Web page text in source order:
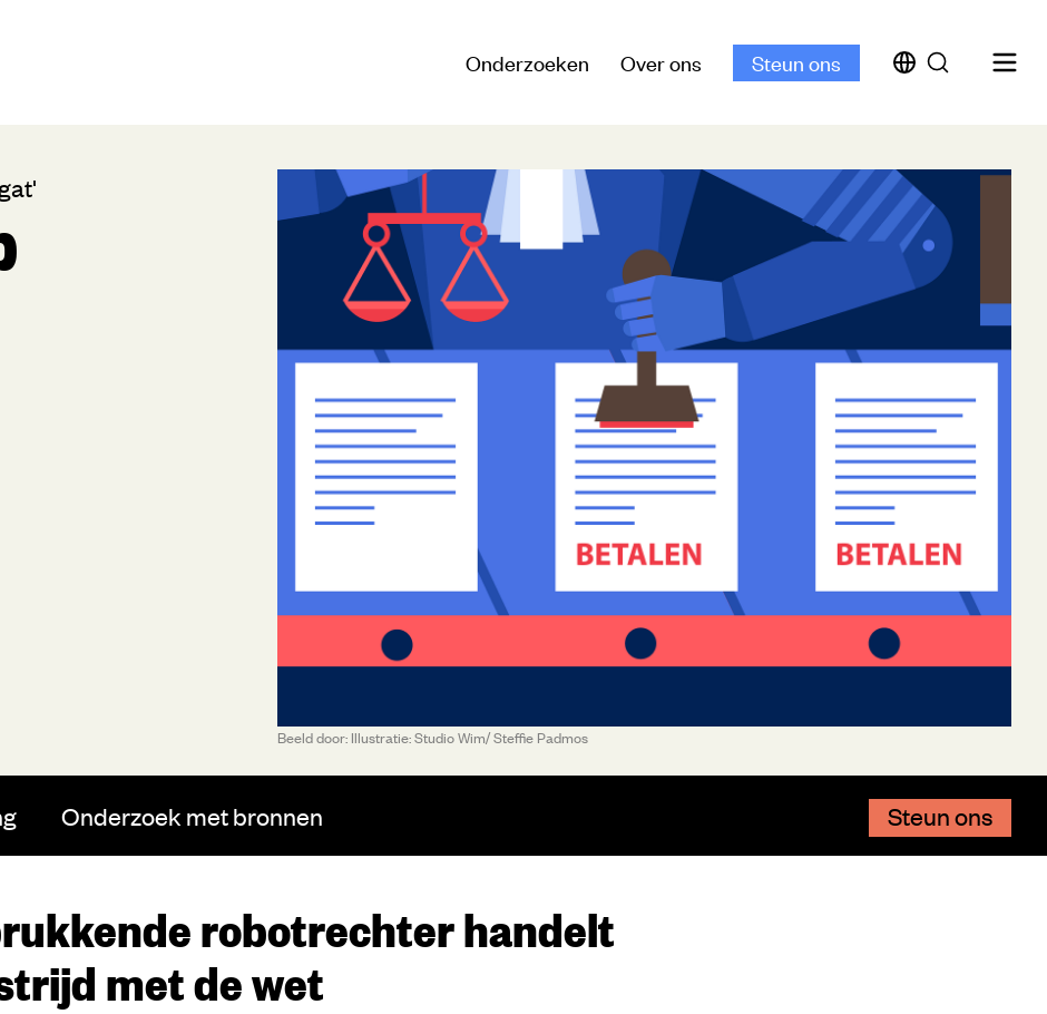
Onderzoeken Over ons Steun ons
Beeld door: Illustratie: Studio Wim/ Steffie Padmos
Onderzoek met bronnen Steun ons
robotrechter handelt
met de wet